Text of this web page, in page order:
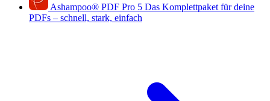
Ashampoo® PDF Pro 5 Das Komplettpaket für deine
PDFs – schnell, stark, einfach